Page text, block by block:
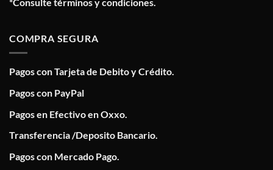
*Consulte términos y condiciones.
COMPRA SEGURA
Pagos con Tarjeta de Debito y Crédito.
Pagos con PayPal
Pagos en Efectivo en Oxxo.
Transferencia /Deposito Bancario.
Pagos con Mercado Pago.